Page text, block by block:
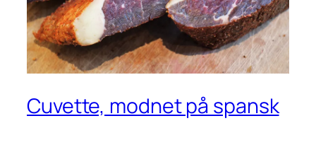
Cuvette, modnet på spansk